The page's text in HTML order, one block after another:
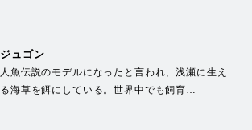
ジュゴン
人魚伝説のモデルになったと言われ、浅瀬に生え
る海草を餌にしている。世界中でも飼育…